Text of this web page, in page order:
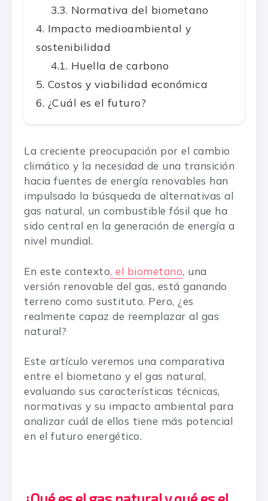
Normativa del biometano
Impacto medioambiental y
sostenibilidad
Huella de carbono
Costos y viabilidad económica
¿Cuál es el futuro?
La creciente preocupación por el cambio
climático y la necesidad de una transición
hacia fuentes de energía renovables han
impulsado la búsqueda de alternativas al
gas natural, un combustible fósil que ha
sido central en la generación de energía a
nivel mundial.
En este contexto, el biometano, una
versión renovable del gas, está ganando
terreno como sustituto. Pero, ¿es
realmente capaz de reemplazar al gas
natural?
Este artículo veremos una comparativa
entre el biometano y el gas natural,
evaluando sus características técnicas,
normativas y su impacto ambiental para
analizar cuál de ellos tiene más potencial
en el futuro energético.